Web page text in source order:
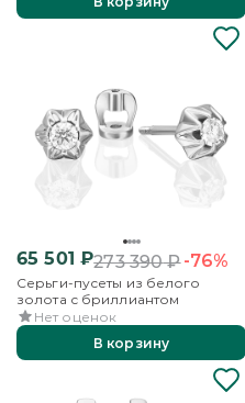
65 501 ₽273 390₽-76%
Серьги-пусеты из белого
золота с бриллиантом
Нет оценок
В корзину